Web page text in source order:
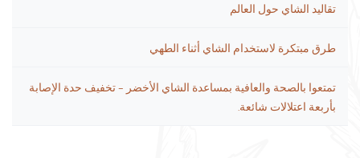
تقاليد الشاي حول العالم
طرق مبتكرة لاستخدام الشاي أثناء الطهي
تمتعوا بالصحة والعافية بمساعدة الشاي الأخضر – تخفيف حدة الإصابة
بأربعة اعتلالات شائعة.